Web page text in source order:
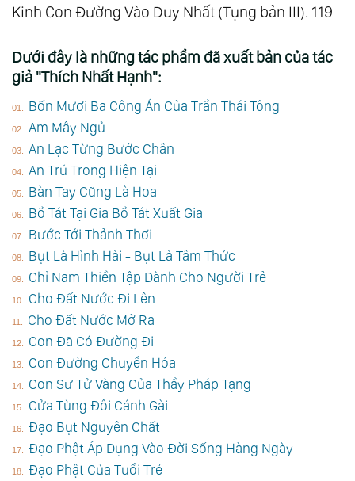
Kinh Con Đường Vào Duy Nhất (Tụng bản III). 119
Dưới đây là những tác phẩm đã xuất bản của tác
giả "Thích Nhất Hạnh":
Bốn Mươi Ba Công Án Của Trần Thái Tông
Am Mây Ngủ
An Lạc Từng Bước Chân
An Trú Trong Hiện Tại
Bàn Tay Cũng Là Hoa
Bồ Tát Tại Gia Bồ Tát Xuất Gia
Bước Tới Thảnh Thơi
Bụt Là Hình Hài - Bụt Là Tâm Thức
Chỉ Nam Thiền Tập Dành Cho Người Trẻ
Cho Đất Nước Đi Lên
Cho Đất Nước Mở Ra
Con Đã Có Đường Đi
Con Đường Chuyển Hóa
Con Sư Tử Vàng Của Thầy Pháp Tạng
Cửa Tùng Đôi Cánh Gài
Đạo Bụt Nguyên Chất
Đạo Phật Áp Dụng Vào Đời Sống Hàng Ngày
Đạo Phật Của Tuổi Trẻ